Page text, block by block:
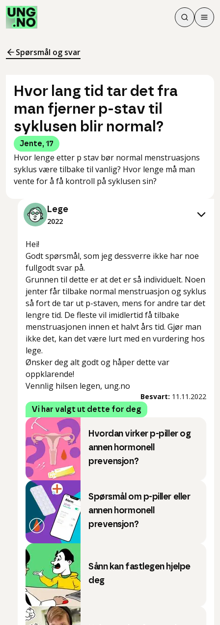
Søk
Søk
Meny
Spørsmål og svar
Hvor lang tid tar det fra
man fjerner p-stav til
syklusen blir normal?
Jente, 17
Hvor lenge etter p stav bør normal menstruasjons
syklus være tilbake til vanlig? Hvor lenge må man
vente for å få kontroll på syklusen sin?
Lege
2022
Hei!
Godt spørsmål, som jeg dessverre ikke har noe
fullgodt svar på.
Grunnen til dette er at det er så individuelt. Noen
jenter får tilbake normal menstruasjon og syklus
så fort de tar ut p-staven, mens for andre tar det
lengre tid. De fleste vil imidlertid få tilbake
menstruasjonen innen et halvt års tid. Gjør man
ikke det, kan det være lurt med en vurdering hos
lege.
Ønsker deg alt godt og håper dette var
oppklarende!
Vennlig hilsen legen, ung.no
Besvart: 11.11.2022
Vi har valgt ut dette for deg
Hvordan virker p-piller og
annen hormonell
prevensjon?
Spørsmål om p-piller eller
annen hormonell
prevensjon?
Sånn kan fastlegen hjelpe
deg